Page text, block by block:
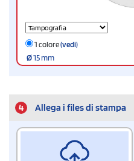
1 colore(vedi)
Ø15 mm
4 Allega i files di stampa